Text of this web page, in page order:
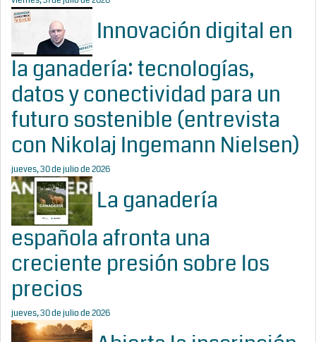
Innovación digital en
la ganadería: tecnologías,
datos y conectividad para un
futuro sostenible (entrevista
con Nikolaj Ingemann Nielsen)
jueves, 30 de julio de 2026
La ganadería
española afronta una
creciente presión sobre los
precios
jueves, 30 de julio de 2026